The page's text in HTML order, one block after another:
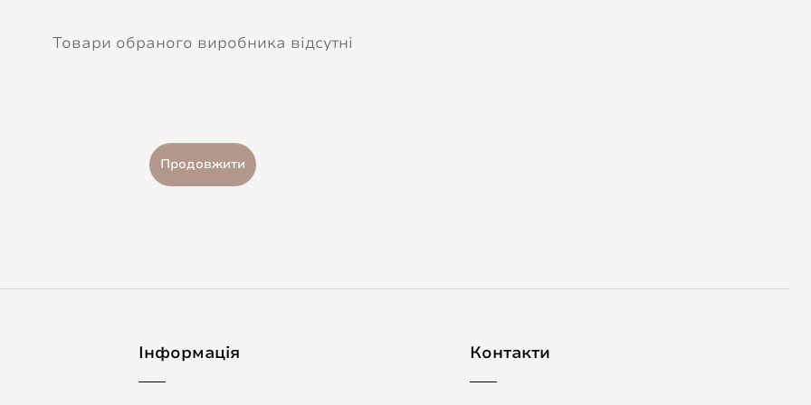
Товари обраного виробника відсутні
Продовжити
Інформація Контакти